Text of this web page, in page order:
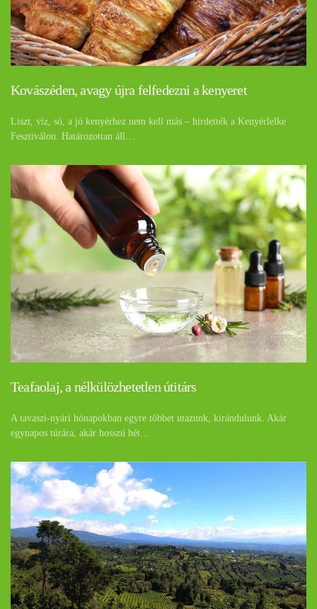
Kovászéden, avagy újra felfedezni a kenyeret
Liszt, víz, só, a jó kenyérhez nem kell más – hirdették a Kenyérlelke
Fesztiválon. Határozottan áll…
Teafaolaj, a nélkülözhetetlen útitárs
A tavaszi-nyári hónapokban egyre többet utazunk, kirándulunk. Akár
egynapos túrára, akár hosszú hét…